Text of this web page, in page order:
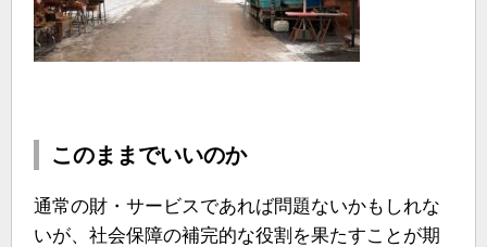
このままでいいのか
通常の財・サービスであれば問題ないかもしれな
いが、社会保障の補完的な役割を果たすことが期